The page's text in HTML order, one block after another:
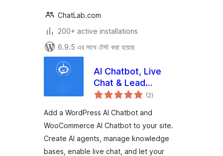
ChatLab.com
200+ active installations
6.9.5 এর সাথে টেস্ট করা হয়েছে
AI Chatbot, Live
Chat & Lead
Generation for
(2total
ratings
)
Add a WordPress AI Chatbot and
WooCommerce AI Chatbot to your site.
Create AI agents, manage knowledge
bases, enable live chat, and let your